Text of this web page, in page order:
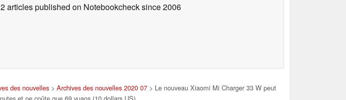
articles published on Notebookchecksince 2006
des nouvelles > Archives des nouvelles 2020 07 > Le nouveau Xiaomi Mi Charger 33 W peut